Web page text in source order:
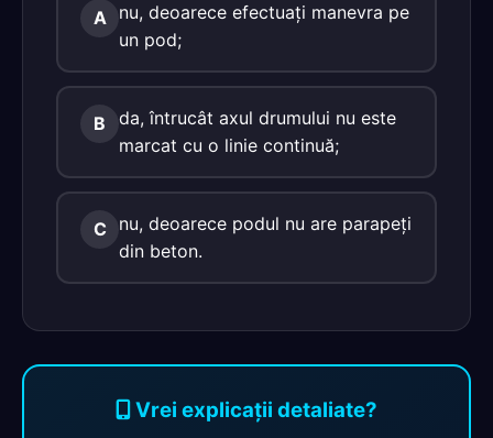
A
nu, deoarece efectuaţi manevra pe
un pod;
B
da, întrucât axul drumului nu este
marcat cu o linie continuă;
C
nu, deoarece podul nu are parapeţi
din beton.
Vrei explicații detaliate?